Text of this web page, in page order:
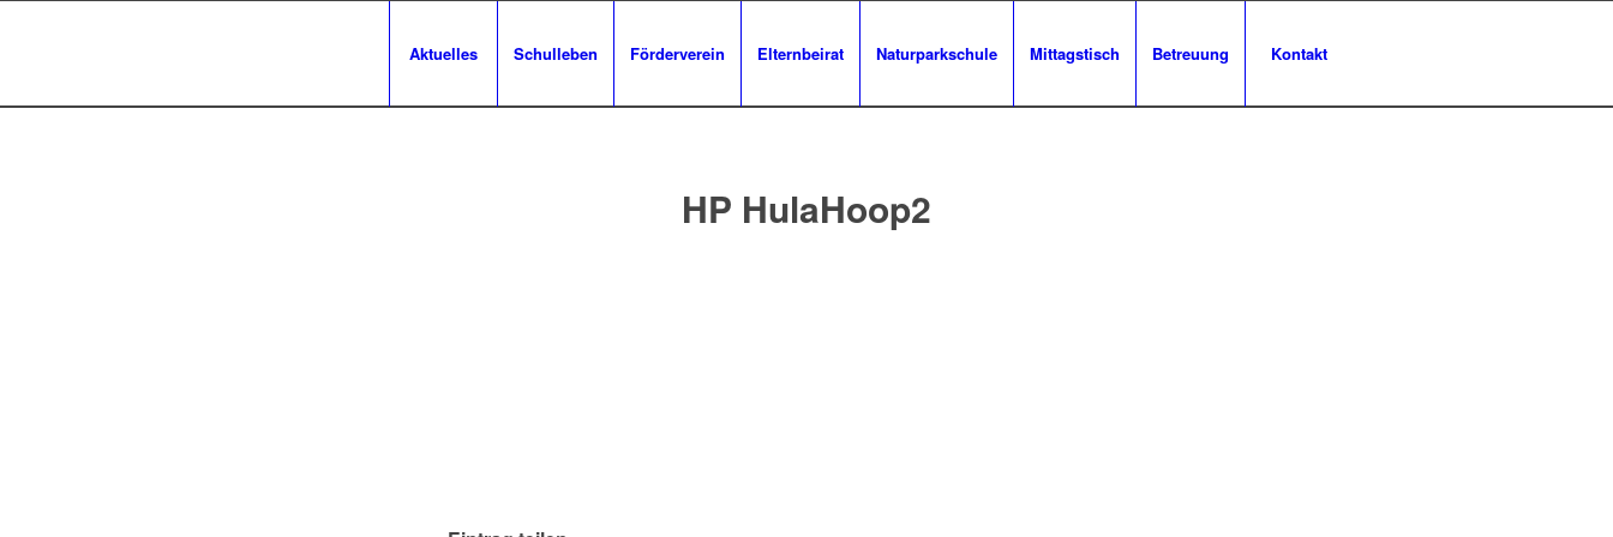
Aktuelles Schulleben Förderverein Elternbeirat Naturparkschule Mittagstisch Betreuung Kontakt
HP HulaHoop2